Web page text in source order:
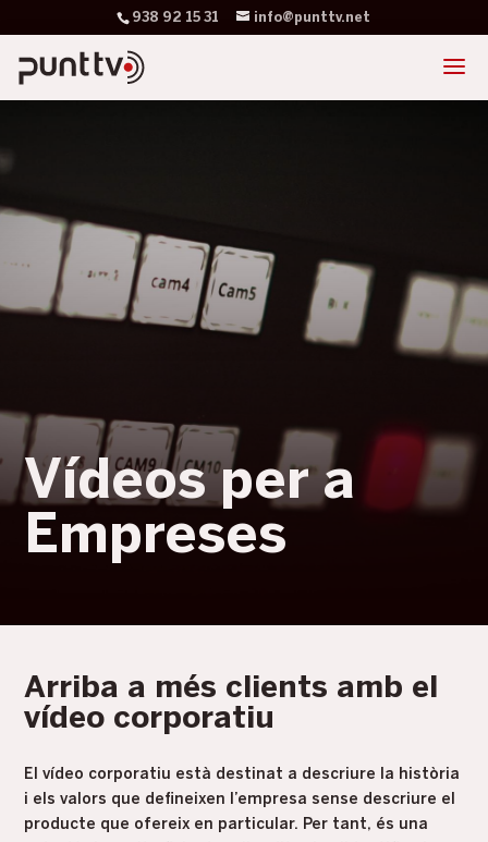
938 92 15 31 info@punttv.net
Vídeos per a
Empreses
Arriba a més clients amb el
vídeo corporatiu
El vídeo corporatiu està destinat a descriure la història
i els valors que defineixen l’empresa sense descriure el
producte que ofereix en particular. Per tant, és una